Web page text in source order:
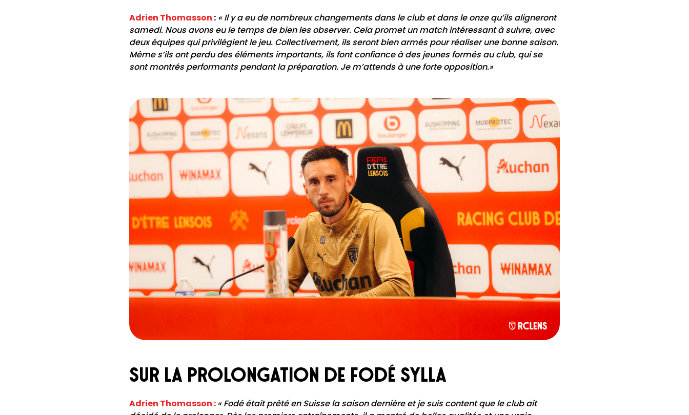
Adrien Thomasson : « Il y a eu de nombreux changements dans le club et dans le onze qu’ils aligneront
samedi. Nous avons eu le temps de bien les observer. Cela promet un match intéressant à suivre, avec
deux équipes qui privilégient le jeu. Collectivement, ils seront bien armés pour réaliser une bonne saison.
Même s’ils ont perdu des éléments importants, ils font confiance à des jeunes formés au club, qui se
sont montrés performants pendant la préparation. Je m’attends à une forte opposition.»
Sur la prolongation de Fodé Sylla
Adrien Thomasson : « Fodé était prêté en Suisse la saison dernière et je suis content que le club ait